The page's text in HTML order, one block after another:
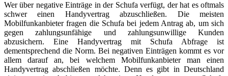
Wer über negative Einträge in der Schufa verfügt, der hat es oftmals
schwer einen Handyvertrag abzuschließen. Die meisten
Mobilfunkanbieter fragen die Schufa bei jedem Antrag ab, um sich
gegen zahlungsunfähige und zahlungsunwillige Kunden
abzusichern. Eine Handyvertrag mit Schufa Abfrage ist
dementsprechend die Norm. Bei negativen Einträgen kommt es vor
allem darauf an, bei welchem Mobilfunkanbieter man einen
Handyvertrag abschließen möchte. Denn es gibt in Deutschland